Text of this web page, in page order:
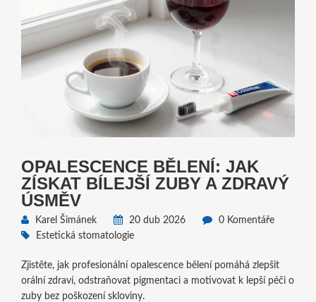
OPALESCENCE BĚLENÍ: JAK
ZÍSKAT BÍLEJŠÍ ZUBY A ZDRAVÝ
ÚSMĚV
Karel Šimánek 20 dub 2026
0 Komentáře
Estetická stomatologie
Zjistěte, jak profesionální opalescence bělení pomáhá zlepšit
orální zdraví, odstraňovat pigmentaci a motivovat k lepší péči o
zuby bez poškození skloviny.